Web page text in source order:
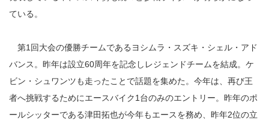
ている。
第1回大会の優勝チームであるヨシムラ・スズキ・シェル・アド
バンス。昨年は設立60周年を記念しレジェンドチームを結成。ケ
ビン・シュワンツも走ったことで話題を集めた。今年は、再び王
者へ挑戦するためにエースバイク1台のみのエントリー。昨年のポ
ールシッターである津田拓也が今年もエースを務め、昨年2位の立